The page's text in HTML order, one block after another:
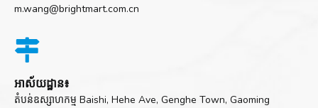
m.wang@brightmart.com.cn

អាស័យដ្ឋាន៖
តំបន់ឧស្សាហកម្ម Baishi, Hehe Ave, Genghe Town, Gaoming